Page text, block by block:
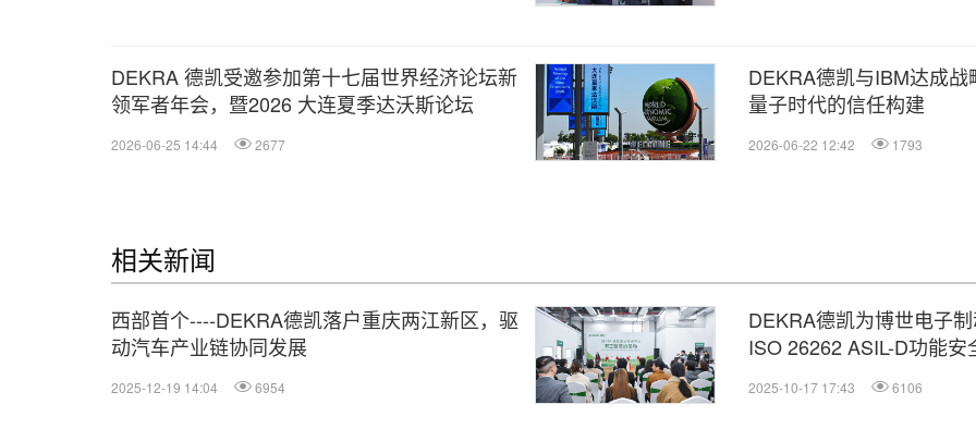
DEKRA 德凯受邀参加第十七届世界经济论坛新
领军者年会，暨2026 大连夏季达沃斯论坛
2026-06-25 14:44 2677
DEKRA德凯与IBM达成
量子时代的信任构建
2026-06-22 12:42 1793
相关新闻
西部首个----DEKRA德凯落户重庆两江新区，驱
动汽车产业链协同发展
2025-12-19 14:04 6954
DEKRA德凯为博世电子
ISO 26262 ASIL-D功能
2025-10-17 17:43 6106